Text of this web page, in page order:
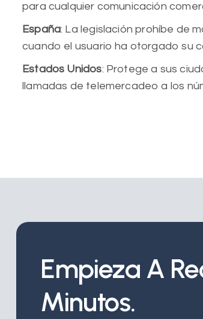
para cualquier comunicación
España: La legislación prohíbe de
cuando el usuario ha otorgado su
Estados Unidos: Protege a sus
llamadas de telemercadeo a los
Empieza A
Minutos.